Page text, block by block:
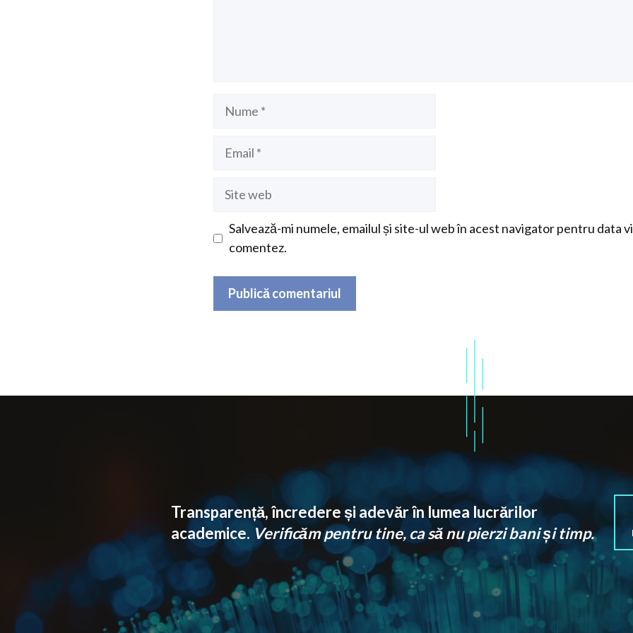
Salvează-mi numele, emailul și site-ul web în acest navigator pentru data
comentez.
Transparență, încredere și adevăr în lumea lucrărilor
academice. Verificăm pentru tine, ca să nu pierzi bani și timp.